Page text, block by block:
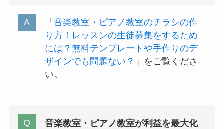
「 音楽教室・ピアノ教室のチラシの作
り方！レッスンの生徒募集をするため
には？無料テンプレートや手作りのデ
ザインでも問題ない？ 」をご覧くださ
い。
音楽教室・ピアノ教室が利益を最大化